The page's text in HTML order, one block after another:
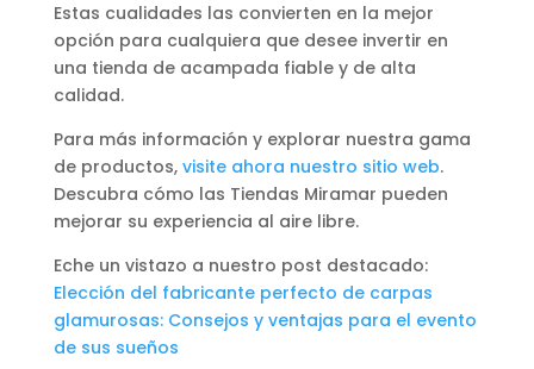
Estas cualidades las convierten en la mejor
opción para cualquiera que desee invertir en
una tienda de acampada fiable y de alta
calidad.
Para más información y explorar nuestra gama
de productos, visite ahora nuestro sitio web.
Descubra cómo las Tiendas Miramar pueden
mejorar su experiencia al aire libre.
Eche un vistazo a nuestro post destacado:
Elección del fabricante perfecto de carpas
glamurosas: Consejos y ventajas para el evento
de sus sueños